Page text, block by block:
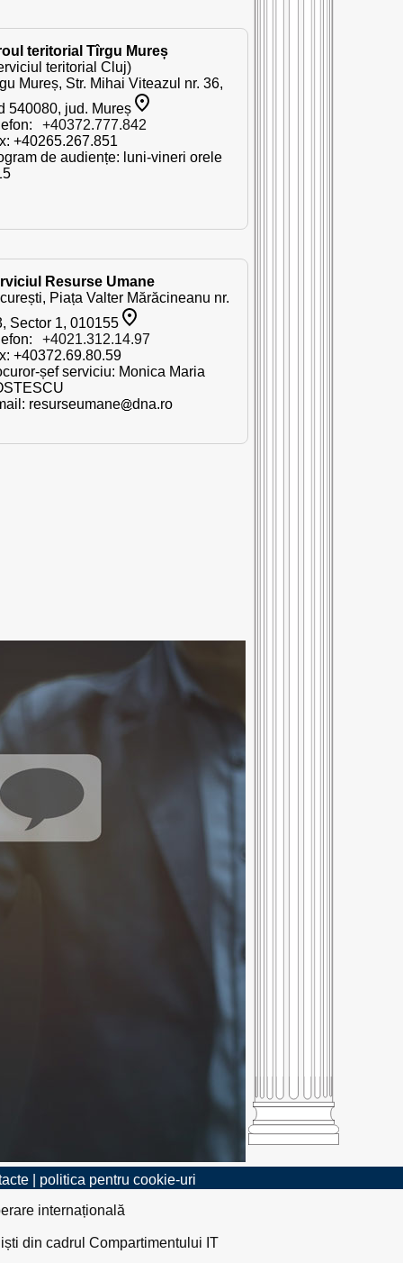
teritorial Tîrgu Mureș
teritorial Cluj)
Mureș, Str. Mihai Viteazul nr. 36,
540080, jud. Mureș
+40372.777.842
+40265.267.851
de audiențe: luni-vineri orele
Resurse Umane
Piața Valter Mărăcineanu nr.
Sector 1, 010155
+4021.312.14.97
+40372.69.80.59
șef serviciu: Monica Maria
resurseumane dna.ro
| politica pentru cookie-uri
internațională
din cadrul Compartimentului IT